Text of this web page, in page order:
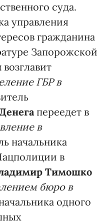
суда.
управления
гражданина
Запорожской
возглавит
ГБР в
переедет в
в
начальника
в
Тимошко
бюро в
одного